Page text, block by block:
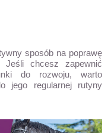
sposób na poprawę
Jeśli chcesz zapewnić
do rozwoju, warto
jego regularnej rutyny